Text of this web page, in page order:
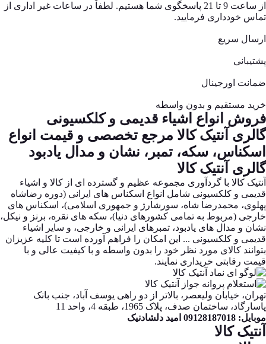
از ساعت 9 تا 21 پاسخگوی شما هستیم. لطفاً در ساعات غیر اداری از
تماس خودداری فرمایید.
ارسال سریع
پشتیبانی
ضمانت اورجینال
خرید مستقیم و بدون واسطه
فروش انواع اشیاء قدیمی و کلکسیونی
گالری آنتیک کالا مرجع تخصصی و قیمت انواع
اسکناس، سکه، تمبر، نشان و مدال یادبود
گالری آنتیک کالا
آنتیک کالا با گردآوری مجموعه عظیم و گسترده ای از کالا و اشیاء
قدیمی و کلکسیونی شامل انواع اسکناس های ایرانی (دوره رضاشاه
پهلوی، محمدرضا شاه، سورشارژ و جمهوری اسلامی)، اسکناس های
خارجی (مربوط به تمامی کشورهای دنیا)، سکه های نقره، برنز و نیکل،
نشان و مدال های یادبود، تمبرهای ایرانی و خارجی، و سایر اشیاء
قدیمی و کلکسیونی ... این امکان را فراهم آورده است تا کلیه عزیزان
بتوانند کالای مورد نظر خود را بدون واسطه و با کیفیت عالی و با
قیمت رقابتی خریداری نمایند.
تهران، خیابان ولیعصر، بالاتر از دو راهی یوسف آباد، جنب بانک
پاسارگاد، ساختمان صدف، پلاک 1965، طبقه 4، واحد 11
موبایل: 09128187018 امید دلشادنیک
آنتیک کالا